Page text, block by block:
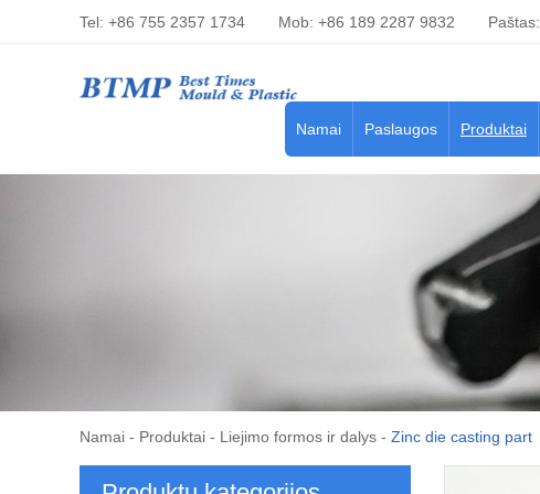
Tel: +86 755 2357 1734 Mob: +86 189 2287 9832 Paštas:
Namai Paslaugos Produktai
Namai - Produktai - Liejimo formos ir dalys - Zinc die casting part